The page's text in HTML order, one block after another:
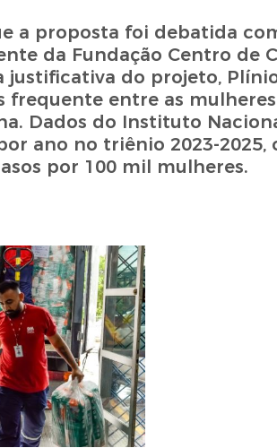
a proposta foi debatida
da Fundação Centro de
justificativa do projeto,
frequente entre as
Dados do Instituto
ano no triênio 2023-
por 100 mil mulheres.